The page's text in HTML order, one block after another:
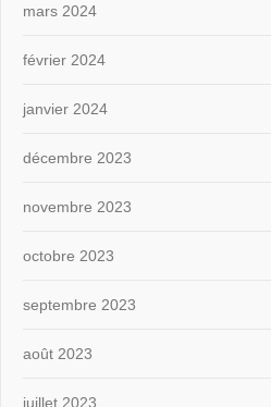
mars 2024
février 2024
janvier 2024
décembre 2023
novembre 2023
octobre 2023
septembre 2023
août 2023
juillet 2023